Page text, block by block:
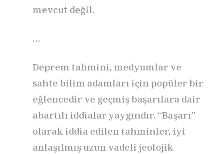
mevcut değil.
…
Deprem tahmini, medyumlar ve
sahte bilim adamları için popüler bir
eğlencedir ve geçmiş başarılara dair
abartılı iddialar yaygındır. “Başarı”
olarak iddia edilen tahminler, iyi
anlaşılmış uzun vadeli jeolojik